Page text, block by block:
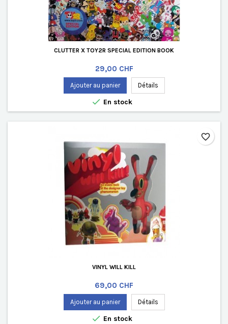
CLUTTER X TOY2R SPECIAL EDITION BOOK
Prix
29,00 CHF
Ajouter au panier Détails
 En stock
VINYL WILL KILL
Prix
69,00 CHF
Ajouter au panier Détails
 En stock
favorite_border